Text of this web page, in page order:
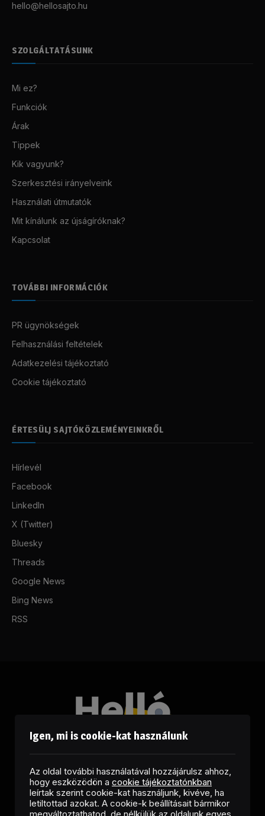
hello@hellosajto.hu
SZOLGÁLTATÁSUNK
Mi ez?
Funkciók
Árak
Tippek
Kik vagyunk?
Szerkesztési irányelveink
Használati útmutatók
Mit kínálunk az újságíróknak?
Kapcsolat
TOVÁBBI INFORMÁCIÓK
PR ügynökségek
Felhasználási feltételek
Adatkezelési tájékoztató
Cookie tájékoztató
ÉRTESÜLJ SAJTÓKÖZLEMÉNYEINKRŐL
Hírlevél
Facebook
LinkedIn
X (Twitter)
Bluesky
Threads
Google News
Bing News
RSS
Igen, mi is cookie-kat használunk
Az oldal további használatával hozzájárulsz ahhoz,
hogy eszközödön a cookie tájékoztatónkban
leírtak szerint cookie-kat használjunk, kivéve, ha
letiltottad azokat. A cookie-k beállításait bármikor